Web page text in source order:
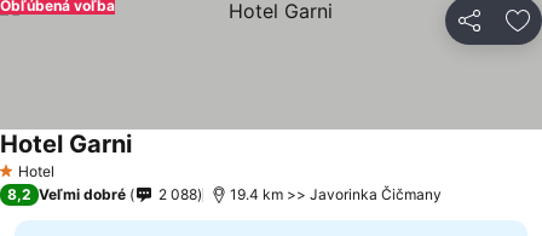
Zdieľať
Obľúbená voľba
1 Počet hviezdičiek
Hotel
Hotel GarniZobraziť ceny
8,2 Veľmi dobré 2 088 19.4 km >> Javorinka Čičmany